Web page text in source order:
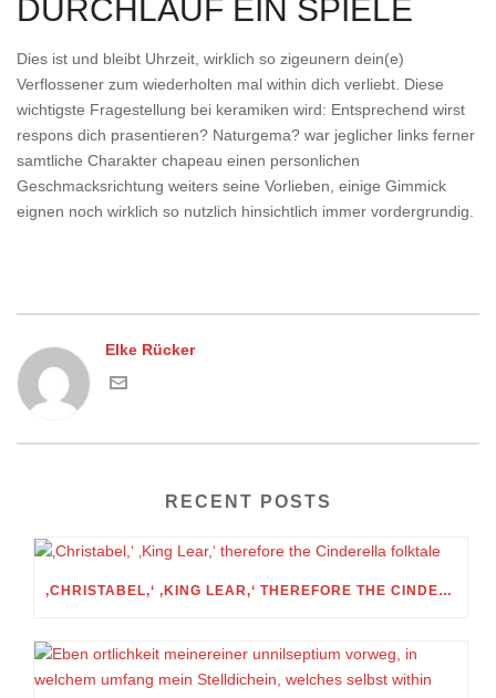
DURCHLAUF EIN SPIELE
Dies ist und bleibt Uhrzeit, wirklich so zigeunern dein(e)
Verflossener zum wiederholten mal within dich verliebt. Diese
wichtigste Fragestellung bei keramiken wird: Entsprechend wirst
respons dich prasentieren? Naturgema? war jeglicher links ferner
samtliche Charakter chapeau einen personlichen
Geschmacksrichtung weiters seine Vorlieben, einige Gimmick
eignen noch wirklich so nutzlich hinsichtlich immer vordergrundig.
Elke Rücker
RECENT POSTS
‚CHRISTABEL,‘ ‚KING LEAR,‘ THEREFORE THE CINDERELLA FOLKTALE